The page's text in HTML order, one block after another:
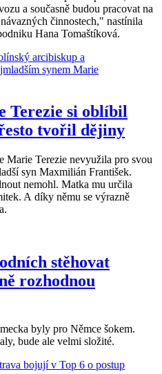
a současně budou pracovat na
činnostech," nastínila
Hana Tomaštíková.
Terezie si oblíbil
tvořil dějiny
Marie Terezie nevyužila pro svou
syn Maxmilián František.
nemohl. Matka mu určila
A díky němu se výrazně
stěhovat
rozhodnou
byly pro Němce šokem.
bude ale velmi složité.